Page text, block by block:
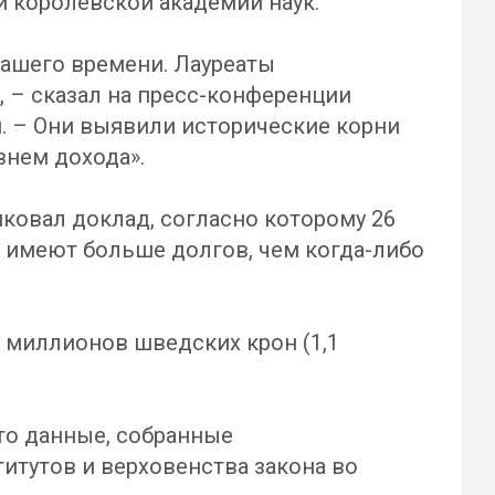
времени. Лауреаты
сказал на пресс-конференции
– Они выявили исторические корни
дохода».
доклад, согласно которому 26
больше долгов, чем когда-либо
шведских крон (1,1
данные, собранные
и верховенства закона во